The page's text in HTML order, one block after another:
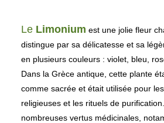
Le Limonium est une jolie fleur
distingue par sa délicatesse et sa
en plusieurs couleurs : violet, bleu,
Dans la Grèce antique, cette plante
comme sacrée et était utilisée pour
religieuses et les rituels de
nombreuses vertus médicinales,